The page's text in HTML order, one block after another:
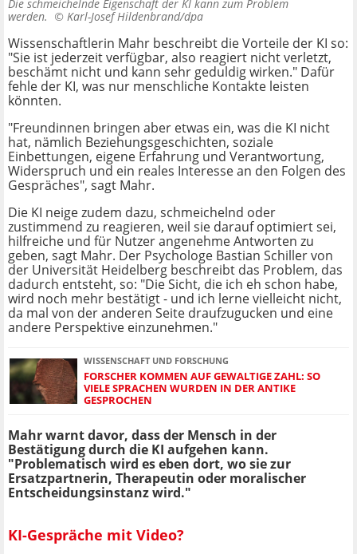
Die schmeichelnde Eigenschaft der KI kann zum Problem
werden. © Karl-Josef Hildenbrand/dpa
Wissenschaftlerin Mahr beschreibt die Vorteile der KI so:
"Sie ist jederzeit verfügbar, also reagiert nicht verletzt,
beschämt nicht und kann sehr geduldig wirken." Dafür
fehle der KI, was nur menschliche Kontakte leisten
könnten.
"Freundinnen bringen aber etwas ein, was die KI nicht
hat, nämlich Beziehungsgeschichten, soziale
Einbettungen, eigene Erfahrung und Verantwortung,
Widerspruch und ein reales Interesse an den Folgen des
Gespräches", sagt Mahr.
Die KI neige zudem dazu, schmeichelnd oder
zustimmend zu reagieren, weil sie darauf optimiert sei,
hilfreiche und für Nutzer angenehme Antworten zu
geben, sagt Mahr. Der Psychologe Bastian Schiller von
der Universität Heidelberg beschreibt das Problem, das
dadurch entsteht, so: "Die Sicht, die ich eh schon habe,
wird noch mehr bestätigt - und ich lerne vielleicht nicht,
da mal von der anderen Seite draufzugucken und eine
andere Perspektive einzunehmen."
WISSENSCHAFT UND FORSCHUNG
FORSCHER KOMMEN AUF GEWALTIGE ZAHL: SO
VIELE SPRACHEN WURDEN IN DER ANTIKE
GESPROCHEN
Mahr warnt davor, dass der Mensch in der
Bestätigung durch die KI aufgehen kann.
"Problematisch wird es eben dort, wo sie zur
Ersatzpartnerin, Therapeutin oder moralischer
Entscheidungsinstanz wird."
KI-Gespräche mit Video?